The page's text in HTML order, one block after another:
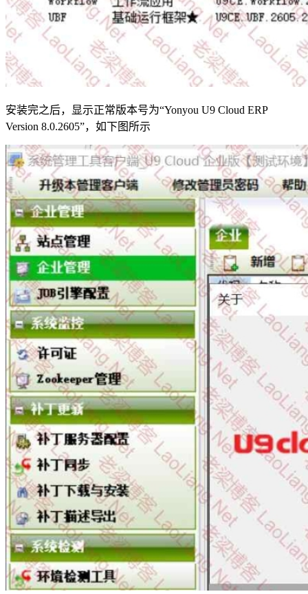
安装完之后，显示正常版本号为“Yonyou U9 Cloud ERP
Version 8.0.2605”，如下图所示